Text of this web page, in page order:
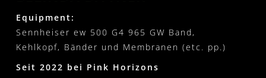
SETLIST
PRESSKIT
WARENKORB
MEIN KONTO
Equipment:
Sennheiser ew 500 G4 965 GW Band,
Kehlkopf, Bänder und Membranen (etc. pp.)
Seit 2022 bei Pink Horizons